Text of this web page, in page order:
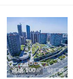
商场·100㎡